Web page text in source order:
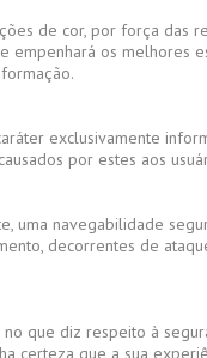
de cor, por força das
os melhores
exclusivamente
por estes aos
uma navegabilidade
decorrentes de
que diz respeito à
certeza que a sua